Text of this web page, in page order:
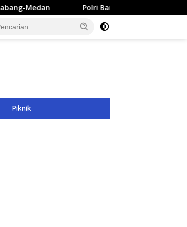
Polri Bangun 40 Titik Sumur Bor untuk Warga
Piknik